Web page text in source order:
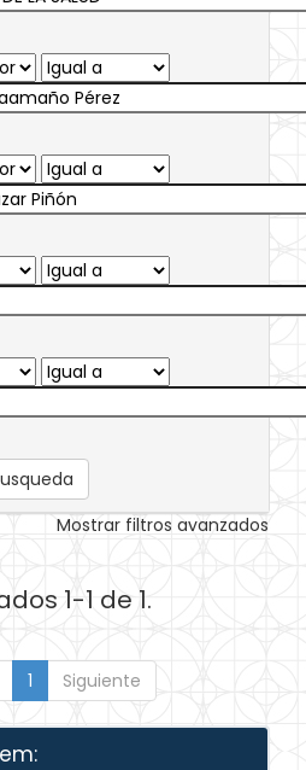
Mostrar filtros avanzados
1-1 de 1.
1 Siguiente